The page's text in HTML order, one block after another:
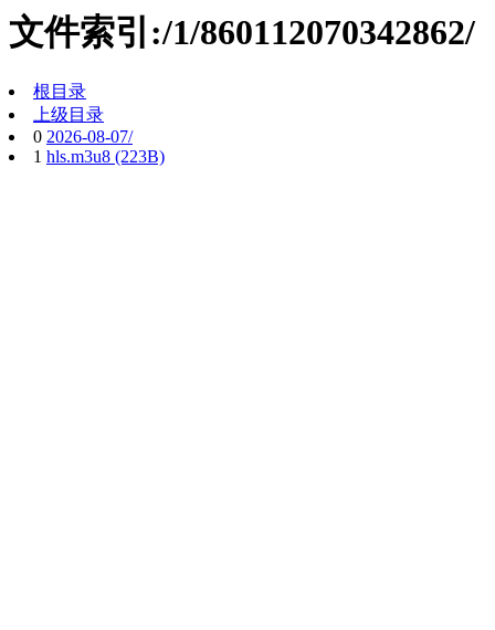
文件索引:/1/860112070342862/
根目录
上级目录
0 2026-08-07/
1 hls.m3u8 (223B)